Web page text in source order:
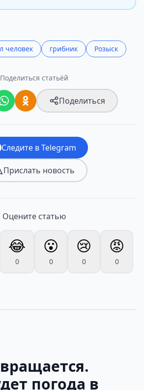
человек грибник Розыск
Поделиться статьёй
Поделиться
Следите в Telegram
Прислать новость
Оцените статью
😂
0
😮
0
😢
0
😡
0
погода в